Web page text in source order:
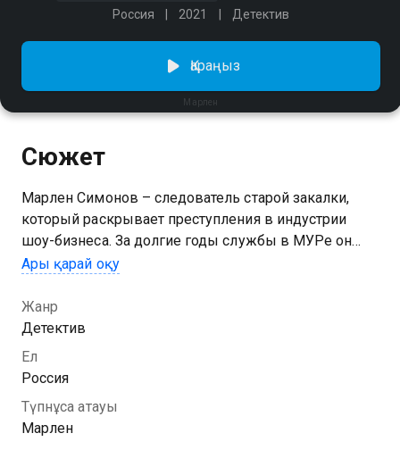
Россия
2021 Детектив
Марлен
Қараңыз
Сюжет
Марлен Симонов – следователь старой закалки,
который раскрывает преступления в индустрии
шоу-бизнеса. За долгие годы службы в МУРе он
накопил много опыта, натренировал интуицию и
особенность. У Марлена появилась аллергия на
правду, так что обманщикам и преступникам вряд
ли получится запутать этот ходячий детектор лжи.
Ары қарай оқу
Жанр
Детектив
Ел
Россия
Түпнұсқа атауы
Марлен